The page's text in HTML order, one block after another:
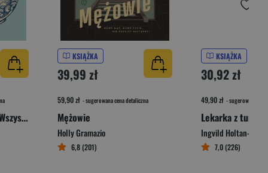
Sushi Ramen Express Wszystkie smaki Japonii
KSIĄŻKA
39,99 zł
59,90 zł - sugerowana cena detaliczna
Mężowie
Holly Gramazio
6,8 (201)
KSIĄŻKA
30,92 zł
49,90 zł - sugerowana
Ingvild Holtan-
7,0 (226)